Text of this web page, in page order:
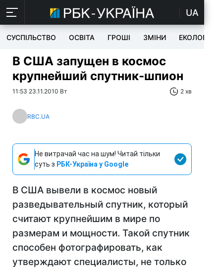
UA
СУСПІЛЬСТВО ОСВІТА ГРОШІ ЗМІНИ ЕКОЛОГІЯ
В США запущен в космос
крупнейший спутник-шпион
11:53 23.11.2010 Вт 2 хв
RBC.UA
Не витрачай час на шум! Читай тільки
суть з РБК-Україна у Google
В США вывели в космос новый
разведывательный спутник, который
считают крупнейшим в мире по
размерам и мощности. Такой спутник
способен фотографировать, как
утверждают специалисты, не только